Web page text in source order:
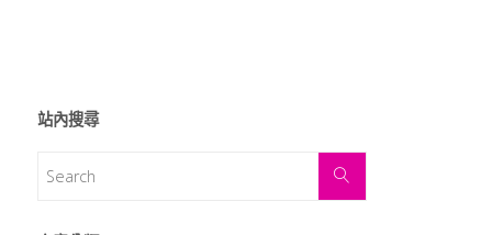
站內搜尋